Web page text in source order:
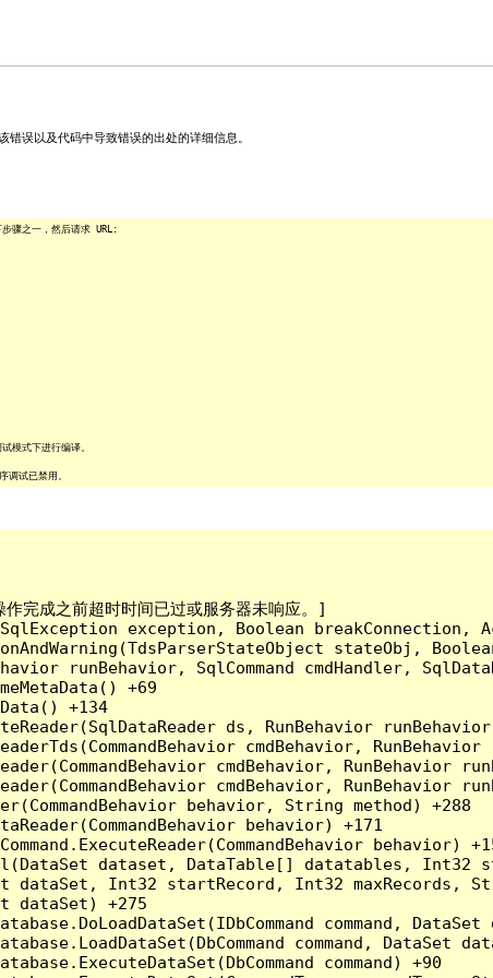
误以及代码中导致错误的出处的详细信息。
骤之一，然后请求 URL:
模式下进行编译。
调试已禁用。
成之前超时时间已过或服务器未响应。]
exception, Boolean breakConnection,
stateObj,
runBehavior, SqlCommand cmdHandler,
+69
+134
ds, RunBehavior
cmdBehavior,
cmdBehavior, RunBehavior
cmdBehavior, RunBehavior
behavior, String method) +288
behavior) +171
behavior)
dataset, DataTable[] datatables,
dataSet, Int32 startRecord, Int32 maxRecords,
dataSet) +275
command, DataSet
command, DataSet
command) +90